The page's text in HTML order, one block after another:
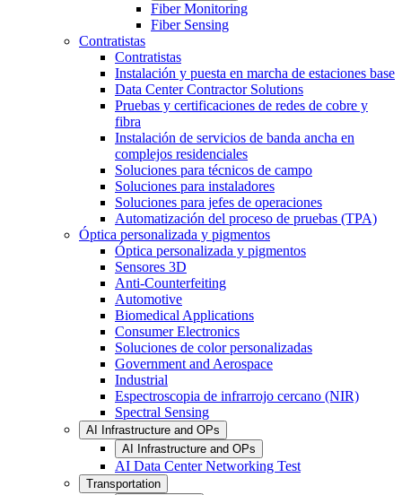
Fiber Monitoring
Fiber Sensing
Contratistas
Contratistas
Instalación y puesta en marcha de estaciones base
Data Center Contractor Solutions
Pruebas y certificaciones de redes de cobre y
fibra
Instalación de servicios de banda ancha en
complejos residenciales
Soluciones para técnicos de campo
Soluciones para instaladores
Soluciones para jefes de operaciones
Automatización del proceso de pruebas (TPA)
Óptica personalizada y pigmentos
Óptica personalizada y pigmentos
Sensores 3D
Anti-Counterfeiting
Automotive
Biomedical Applications
Consumer Electronics
Soluciones de color personalizadas
Government and Aerospace
Industrial
Espectroscopia de infrarrojo cercano (NIR)
Spectral Sensing
AI Infrastructure and OPs
AI Infrastructure and OPs
AI Data Center Networking Test
Transportation